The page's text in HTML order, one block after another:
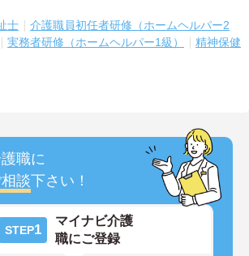
士
介護職員初任者研修（ホームヘルパー2
実務者研修（ホームヘルパー1級）
精神保健
職に
談下さい！
STEP1
マイナビ介護
職にご登録